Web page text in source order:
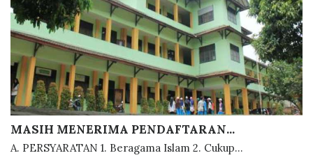
MASIH MENERIMA PENDAFTARAN...
A. PERSYARATAN 1. Beragama Islam 2. Cukup...